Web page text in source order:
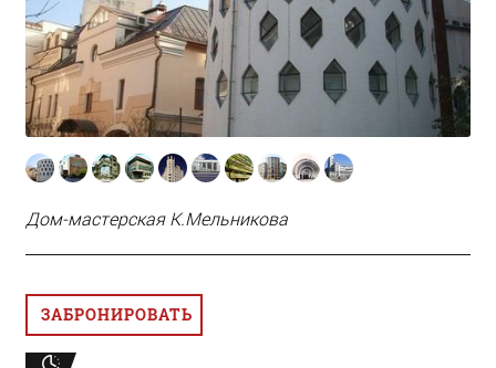
Дом-мастерская К.Мельникова
ЗАБРОНИРОВАТЬ